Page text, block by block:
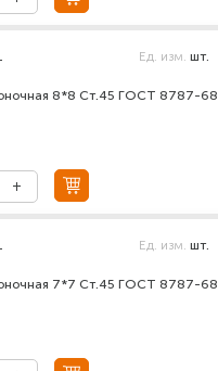
8*8 Ст.45 ГОСТ 8787-68
Ед. изм. шт.
7*7 Ст.45 ГОСТ 8787-68
Ед. изм. шт.